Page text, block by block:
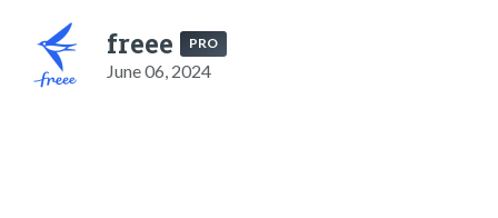
freee PRO
June 06, 2024